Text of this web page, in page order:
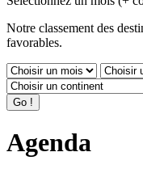
Notre classement des
favorables.
Agenda